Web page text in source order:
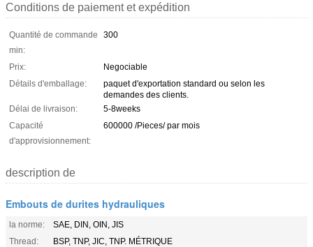
Conditions de paiement et expédition
Quantité de commande
min:
300
Prix:
Negociable
Détails d'emballage:
paquet d'exportation standard ou selon les
demandes des clients.
Délai de livraison:
5-8weeks
Capacité
d'approvisionnement:
600000 /Pieces/ par mois
description de
Embouts de durites hydrauliques
la norme:
SAE, DIN, OIN, JIS
Thread:
BSP, TNP, JIC, TNP. MÉTRIQUE